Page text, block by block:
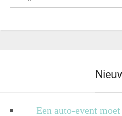
Een auto-event